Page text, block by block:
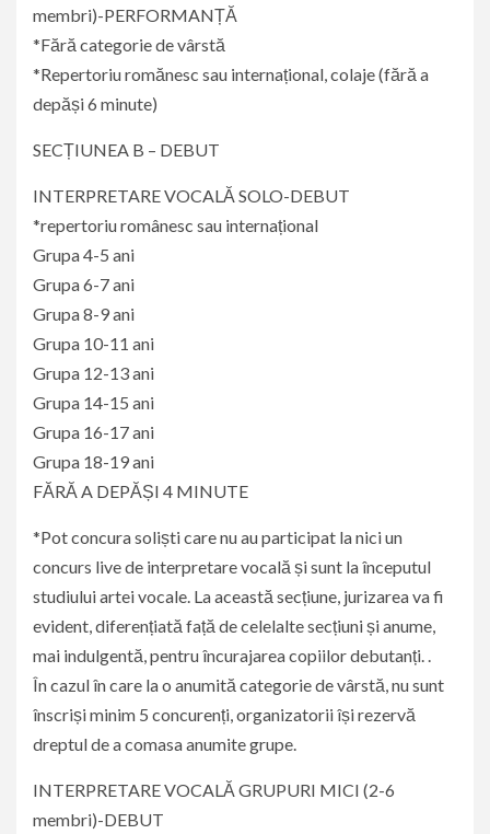
membri)-PERFORMANȚĂ
*Fără categorie de vârstă
*Repertoriu romănesc sau internațional, colaje (fără a
depăși 6 minute)
SECȚIUNEA B – DEBUT
INTERPRETARE VOCALĂ SOLO-DEBUT
*repertoriu românesc sau internațional
Grupa 4-5 ani
Grupa 6-7 ani
Grupa 8-9 ani
Grupa 10-11 ani
Grupa 12-13 ani
Grupa 14-15 ani
Grupa 16-17 ani
Grupa 18-19 ani
FĂRĂ A DEPĂȘI 4 MINUTE
*Pot concura soliști care nu au participat la nici un
concurs live de interpretare vocală și sunt la începutul
studiului artei vocale. La această secțiune, jurizarea va fi
evident, diferențiată față de celelalte secțiuni și anume,
mai indulgentă, pentru încurajarea copiilor debutanți. .
În cazul în care la o anumită categorie de vârstă, nu sunt
înscriși minim 5 concurenți, organizatorii își rezervă
dreptul de a comasa anumite grupe.
INTERPRETARE VOCALĂ GRUPURI MICI (2-6
membri)-DEBUT